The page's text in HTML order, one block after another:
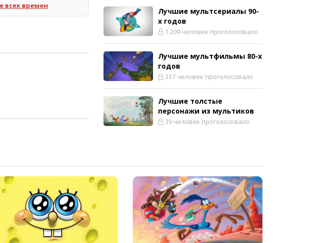
всех времен
Лучшие мультсериалы 90-
х годов
1 209 человек проголосовало
Лучшие мультфильмы 80-х
годов
337 человек проголосовало
Лучшие толстые
персонажи из мультиков
39 человек проголосовало